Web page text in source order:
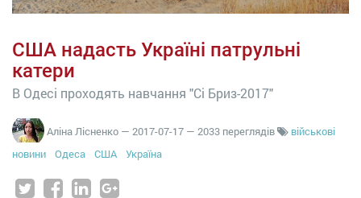
США надасть Україні патрульні
катери
В Одесі проходять навчання "Сі Бриз-2017"
Аліна Лісненко — 2017-07-17 — 2033 переглядів
військові
новини
Одеса США Україна